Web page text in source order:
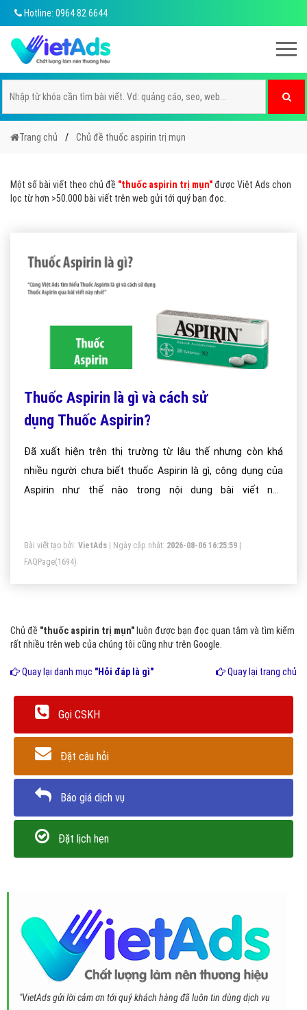
Hotline: 0964 82 6644
Trang chủ Chủ đề thuốc aspirin trị mụn
Một số bài viết theo chủ đề "thuốc aspirin trị mụn"được Việt Ads chọn
lọc từ hơn >50.000 bài viết trên web gửi tới quý bạn đọc.
Thuốc Aspirin là gì và cách sử
dụng Thuốc Aspirin?
Đã xuất hiện trên thị trường từ lâu thế nhưng còn khá
nhiều người chưa biết thuốc Aspirin là gì, công dụng của
Aspirin như thế nào trong nội dung bài viết này
Bài viết tạo bởi: VietAds | Ngày cập nhật: 2026-08-06 16:25:59
FAQPage(1694)
Chủ đề "thuốc aspirin trị mụn" luôn được bạn đọc quan tâm và tìm kiếm
rất nhiều trên web của chúng tôi cũng như trên Google.
Quay lại danh mục "Hỏi đáp là gì" Quay lại trang chủ
Gọi CSKH
Đặt câu hỏi
Báo giá dịch vụ
Đặt lịch hẹn
"VietAds gửi lời cảm ơn tới quý khách hàng đã luôn tin dùng dịch vụ